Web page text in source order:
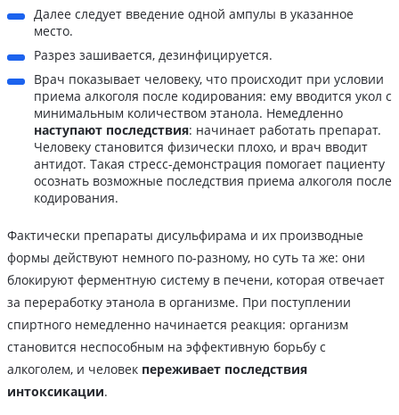
Далее следует введение одной ампулы в указанное
место.
Разрез зашивается, дезинфицируется.
Врач показывает человеку, что происходит при условии
приема алкоголя после кодирования: ему вводится укол с
минимальным количеством этанола. Немедленно
наступают последствия: начинает работать препарат.
Человеку становится физически плохо, и врач вводит
антидот. Такая стресс-демонстрация помогает пациенту
осознать возможные последствия приема алкоголя после
кодирования.
Фактически препараты дисульфирама и их производные
формы действуют немного по-разному, но суть та же: они
блокируют ферментную систему в печени, которая отвечает
за переработку этанола в организме. При поступлении
спиртного немедленно начинается реакция: организм
становится неспособным на эффективную борьбу с
алкоголем, и человек переживает последствия
интоксикации.